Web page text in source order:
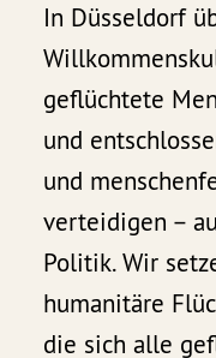
In Düsseldorf
geflüchtete
und
und
verteidigen –
Politik. Wir
humanitäre
die sich alle